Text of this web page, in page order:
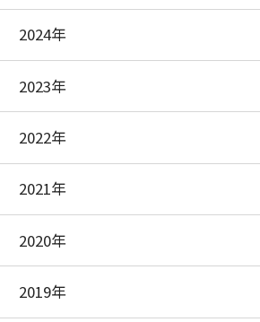
2024年
2023年
2022年
2021年
2020年
2019年